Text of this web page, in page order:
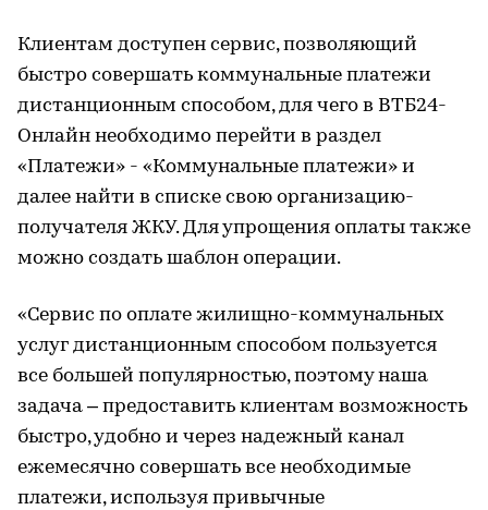
Клиентам доступен сервис, позволяющий
быстро совершать коммунальные платежи
дистанционным способом, для чего в ВТБ24-
Онлайн необходимо перейти в раздел
«Платежи» - «Коммунальные платежи» и
далее найти в списке свою организацию-
получателя ЖКУ. Для упрощения оплаты также
можно создать шаблон операции.
«Сервис по оплате жилищно-коммунальных
услуг дистанционным способом пользуется
все большей популярностью, поэтому наша
задача – предоставить клиентам возможность
быстро, удобно и через надежный канал
ежемесячно совершать все необходимые
платежи, используя привычные